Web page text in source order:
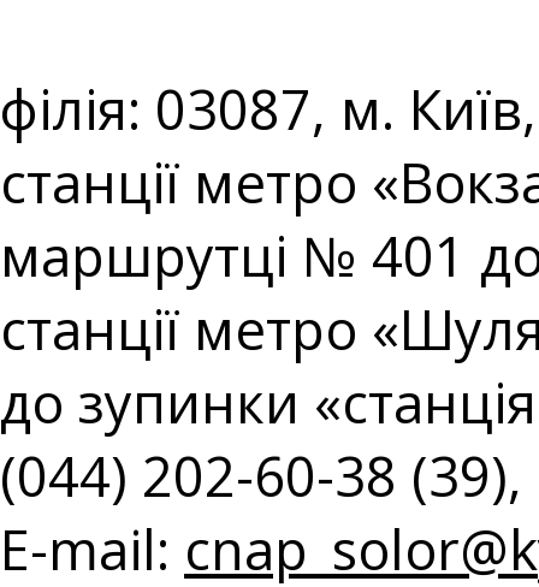
філія: 03087, м.
станції метро
маршрутці № 401
станції метро
до зупинки
(044) 202-60-38
E-mail: